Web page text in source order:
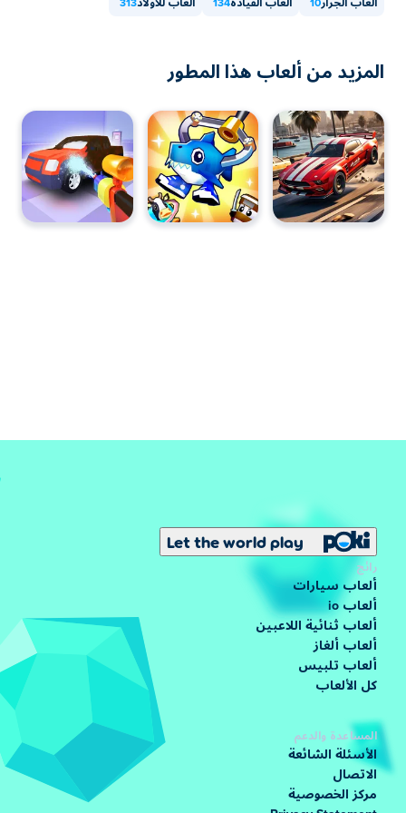
ألعاب الجرار10 ألعاب القيادة134 ألعاب للأولاد313
المزيد من ألعاب هذا المطور
Let the world play
رائج
ألعاب سيارات
ألعاب io
ألعاب ثنائية اللاعبين
ألعاب ألغاز
ألعاب تلبيس
كل الألعاب
المساعدة والدعم
الأسئلة الشائعة
الاتصال
مركز الخصوصية